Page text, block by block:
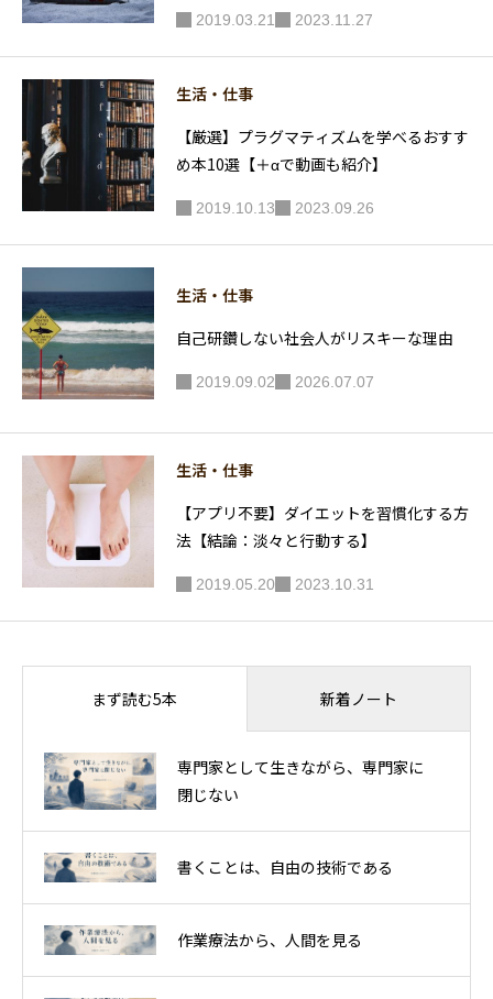
2019.03.21 2023.11.27
生活・仕事
【厳選】プラグマティズムを学べるおすす
め本10選【＋αで動画も紹介】
2019.10.13 2023.09.26
生活・仕事
自己研鑽しない社会人がリスキーな理由
2019.09.02 2026.07.07
生活・仕事
【アプリ不要】ダイエットを習慣化する方
法【結論：淡々と行動する】
2019.05.20 2023.10.31
まず読む5本 新着ノート
専門家として生きながら、専門家に
閉じない
書くことは、自由の技術である
作業療法から、人間を見る